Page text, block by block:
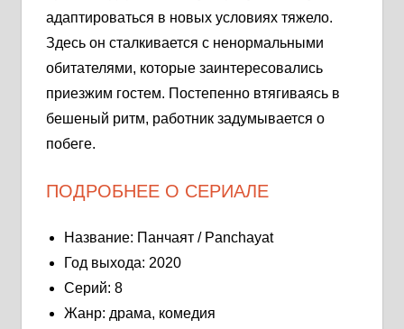
адаптироваться в новых условиях тяжело.
Здесь он сталкивается с ненормальными
обитателями, которые заинтересовались
приезжим гостем. Постепенно втягиваясь в
бешеный ритм, работник задумывается о
побеге.
ПОДРОБНЕЕ О СЕРИАЛЕ
Название: Панчаят / Panchayat
Год выхода: 2020
Серий: 8
Жанр: драма, комедия